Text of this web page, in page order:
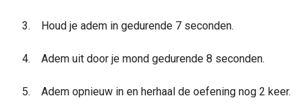
3. Houd je adem in gedurende 7 seconden.
4. Adem uit door je mond gedurende 8 seconden.
5. Adem opnieuw in en herhaal de oefening nog 2 keer.